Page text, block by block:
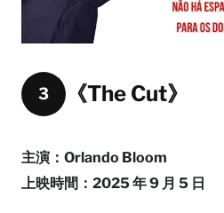
3 《The Cut》
主演：Orlando Bloom
上映時間：2025 年 9 月 5 日